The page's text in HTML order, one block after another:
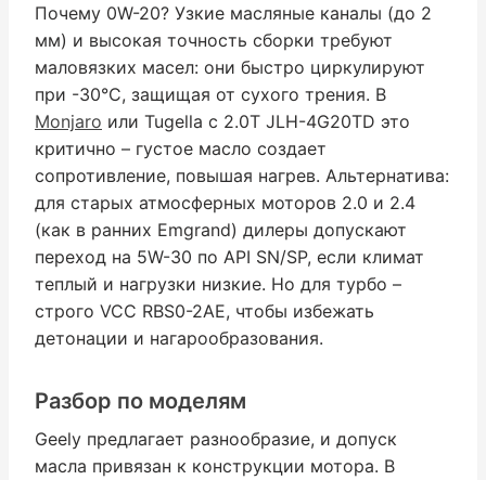
Почему 0W-20? Узкие масляные каналы (до 2
мм) и высокая точность сборки требуют
маловязких масел: они быстро циркулируют
при -30°C, защищая от сухого трения. В
Monjaro или Tugella с 2.0T JLH-4G20TD это
критично – густое масло создает
сопротивление, повышая нагрев. Альтернатива:
для старых атмосферных моторов 2.0 и 2.4
(как в ранних Emgrand) дилеры допускают
переход на 5W-30 по API SN/SP, если климат
теплый и нагрузки низкие. Но для турбо –
строго VCC RBS0-2AE, чтобы избежать
детонации и нагарообразования.
Разбор по моделям
Geely предлагает разнообразие, и допуск
масла привязан к конструкции мотора. В